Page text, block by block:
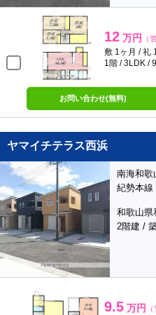
12 万円 （
敷 1ヶ月 / 礼
1階 / 3LDK /
お問い合わせ(無料)
ヤマイチテラス西浜
南海和歌
紀勢本線
和歌山県
2階建 /
9.5 万円